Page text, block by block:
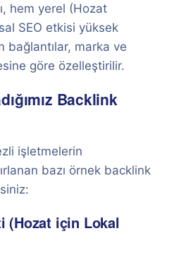
hem yerel (Hozat
SEO etkisi yüksek
bağlantılar, marka ve
göre özelleştirilir.
Backlink
işletmelerin
bazı örnek backlink
(Hozat için Lokal